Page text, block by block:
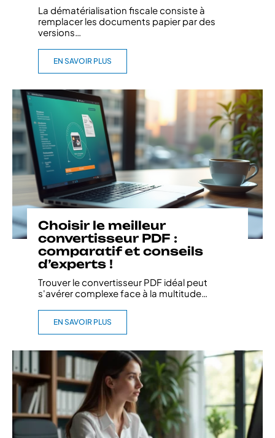
La dématérialisation fiscale consiste à
remplacer les documents papier par des
versions
EN SAVOIR PLUS
Choisir le meilleur
convertisseur PDF :
comparatif et conseils
d’experts !
Trouver le convertisseur PDF idéal peut
s'avérer complexe face à la multitude…
EN SAVOIR PLUS